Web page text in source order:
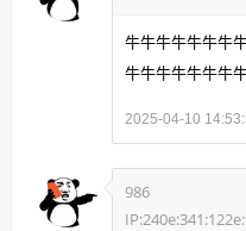
牛牛牛牛牛牛牛
牛牛牛牛牛牛牛
2025-04-10
986